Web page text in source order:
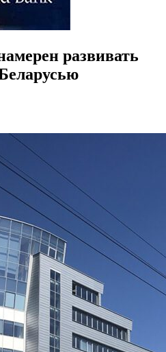
развивать